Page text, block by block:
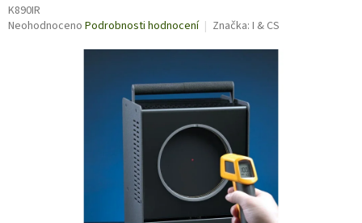
K890IR
Průměrné
Neohodnoceno Podrobnosti hodnocení Značka: I & CS